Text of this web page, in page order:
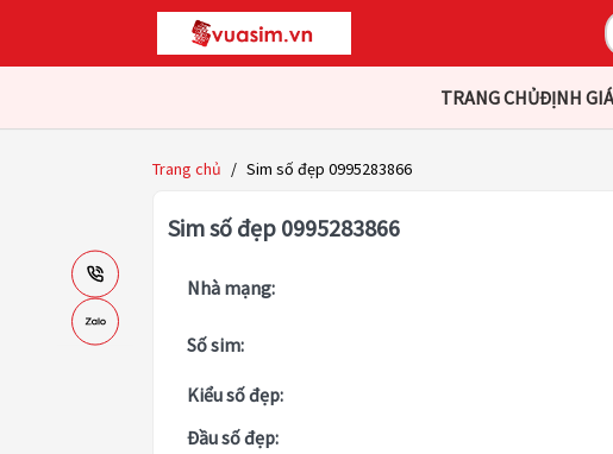
TRANG CHỦĐỊNH
Trang chủ / Sim số đẹp 0995283866
Sim số đẹp 0995283866
Nhà mạng:
Số sim:
Kiểu số đẹp:
Đầu số đẹp: